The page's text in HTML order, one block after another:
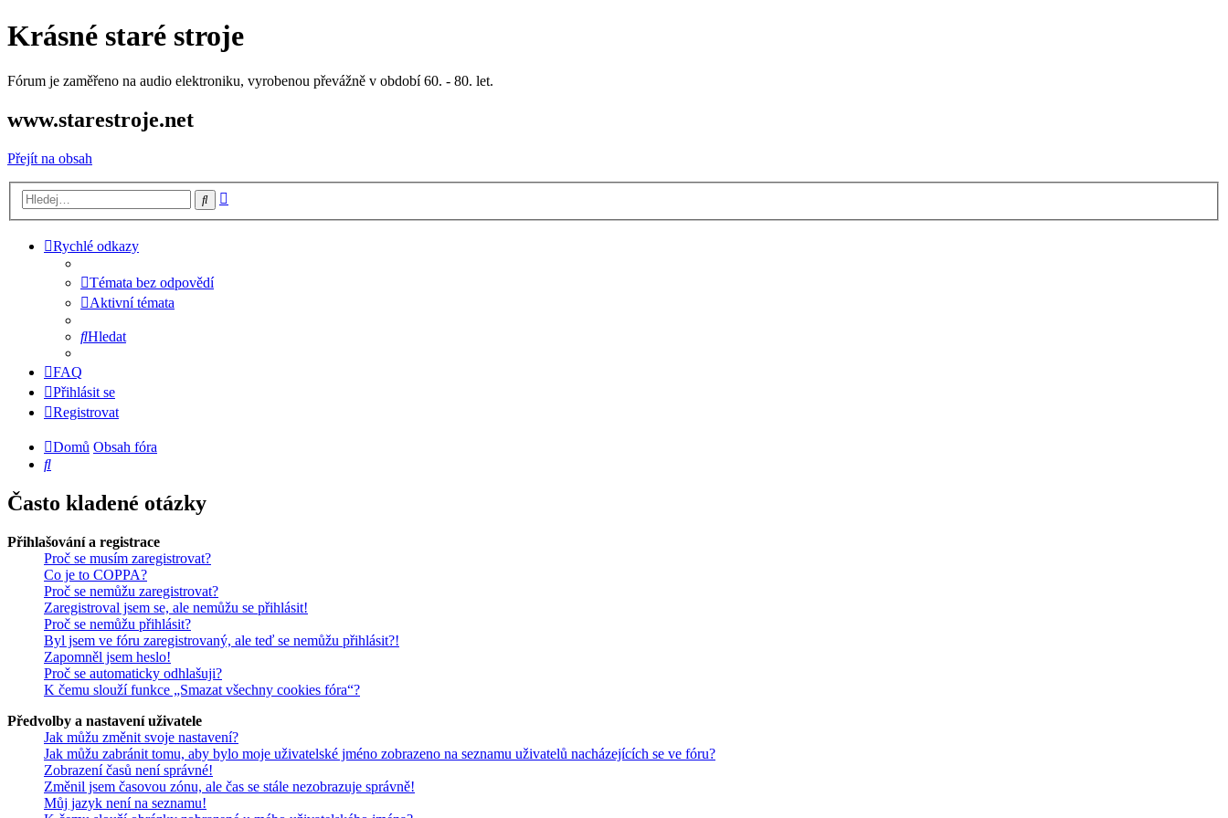
Krásné staré stroje
Fórum je zaměřeno na audio elektroniku, vyrobenou převážně v období 60. - 80. let.
www.starestroje.net
Přejít na obsah
Hledat
Rychlé odkazy
Témata bez odpovědí
Aktivní témata
Hledat
FAQ
Přihlásit se
Registrovat
Domů Obsah fóra
Hledat
Často kladené otázky
Přihlašování a registrace
Proč se musím zaregistrovat?
Co je to COPPA?
Proč se nemůžu zaregistrovat?
Zaregistroval jsem se, ale nemůžu se přihlásit!
Proč se nemůžu přihlásit?
Byl jsem ve fóru zaregistrovaný, ale teď se nemůžu přihlásit?!
Zapomněl jsem heslo!
Proč se automaticky odhlašuji?
K čemu slouží funkce „Smazat všechny cookies fóra“?
Předvolby a nastavení uživatele
Jak můžu změnit svoje nastavení?
Jak můžu zabránit tomu, aby bylo moje uživatelské jméno zobrazeno na seznamu uživatelů nacházejících se ve fóru?
Zobrazení časů není správné!
Změnil jsem časovou zónu, ale čas se stále nezobrazuje správně!
Můj jazyk není na seznamu!